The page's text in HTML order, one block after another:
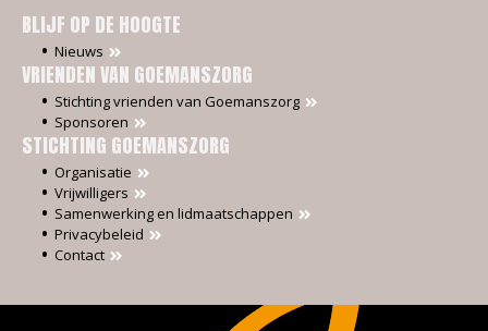
BLIJF OP DE HOOGTE
Nieuws
VRIENDEN VAN GOEMANSZORG
Stichting vrienden van Goemanszorg
Sponsoren
STICHTING GOEMANSZORG
Organisatie
Vrijwilligers
Samenwerking en lidmaatschappen
Privacybeleid
Contact